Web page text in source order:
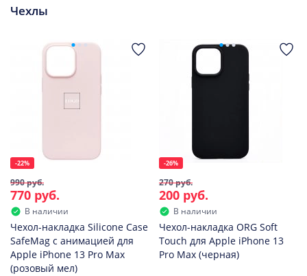
Чехлы
-22%
990 руб.
770 руб.
В наличии
Чехол-накладка Silicone Case
SafeMag с анимацией для
Apple iPhone 13 Pro Max
(розовый мел)
-26%
270 руб.
200 руб.
В наличии
Чехол-накладка ORG Soft
Touch для Apple iPhone 13
Pro Max (черная)